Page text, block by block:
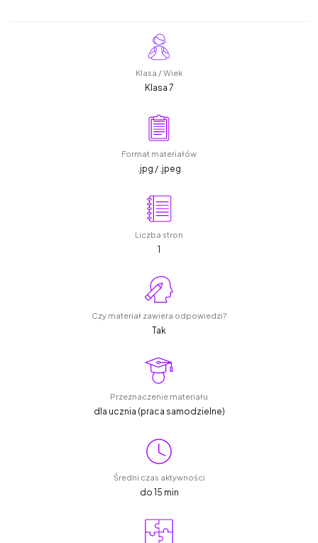
Klasa / Wiek
Klasa 7
Format materiałów
.jpg / .jpeg
Liczba stron
1
Czy materiał zawiera odpowiedzi?
Tak
Przeznaczenie materiału
dla ucznia (praca samodzielne)
Średni czas aktywności
do 15 min